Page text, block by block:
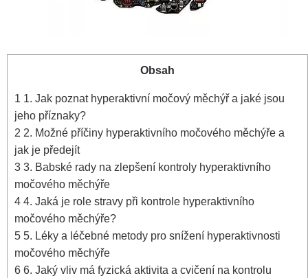
Obsah
1 1. Jak poznat‍ hyperaktivní močový měchýř ⁢a​ jaké jsou
jeho příznaky?
2 2. ⁤Možné​ příčiny hyperaktivního močového ⁤měchýře⁤ a
jak je předejít
3 3.⁣ Babské rady na zlepšení kontroly ‌hyperaktivního
‌močového měchýře
4 4. Jaká je role​ stravy při kontrole hyperaktivního
močového ​měchýře?
5 5. Léky a léčebné metody⁣ pro snížení⁢ hyperaktivnosti
‌močového měchýře
6 6. Jaký‌ vliv​ má ⁤fyzická aktivita a ‍cvičení na kontrolu